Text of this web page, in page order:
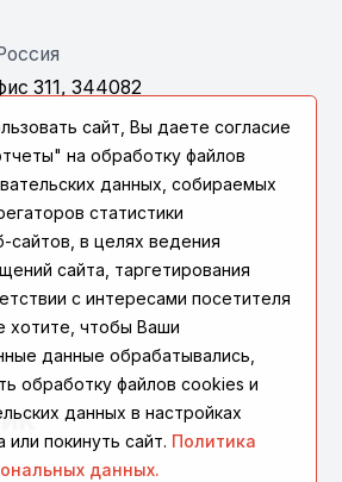
311, 344082
сайт, Вы даете согласие
на обработку файлов
данных, собираемых
статистики
сайтов, в целях ведения
сайта, таргетирования
с интересами посетителя
хотите, чтобы Ваши
данные обрабатывались,
обработку файлов cookies и
данных в настройках
покинуть сайт. Политика
данных.